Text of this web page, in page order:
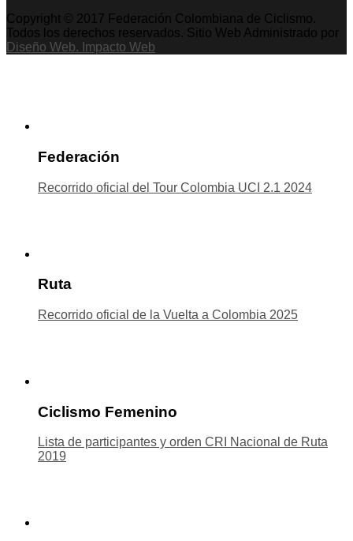
Copyright © 2017 Federación Colombiana de Ciclismo.
Todos los derechos reservados. Sitio Web Administrado por
Diseño Web. Impacto Web
Federación
Recorrido oficial del Tour Colombia UCI 2.1 2024
Ruta
Recorrido oficial de la Vuelta a Colombia 2025
Ciclismo Femenino
Lista de participantes y orden CRI Nacional de Ruta
2019